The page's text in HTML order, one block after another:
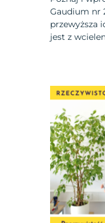
Gaudium nr
przewyższa
jest z